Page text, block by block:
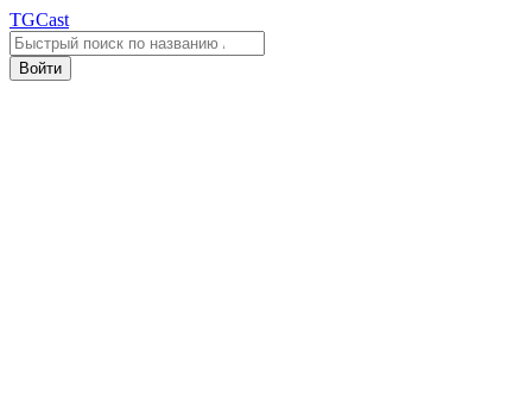
TGCast
Войти